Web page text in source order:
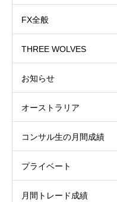
FX全般
THREE WOLVES
お知らせ
オーストラリア
コンサル生の月間成績
プライベート
月間トレード成績